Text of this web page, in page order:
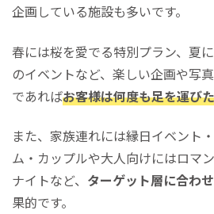
企画している施設も多いです。
春には桜を愛でる特別プラン、夏
のイベントなど、楽しい企画や写
であればお客様は何度も足を運び
また、家族連れには縁日イベント
ム・カップルや大人向けにはロマ
ナイトなど、 ターゲット層に合わ
果的です。